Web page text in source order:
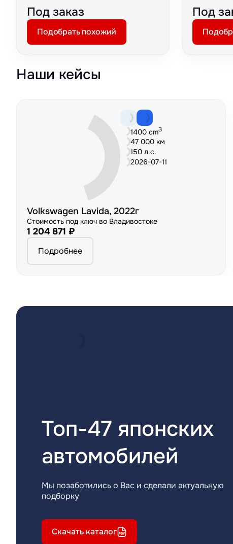
Под заказ
Подобрать похожий
Под
Наши кейсы
1400 cm3
47 000 км
150 л.с.
2026-07-11
Volkswagen Lavida, 2022г
Стоимость под ключ во Владивостоке
1 204 871 ₽
Подробнее
Топ-47 японских
автомобилей
Мы позаботились о Вас и сделали актуальную
подборку
Скачать каталог